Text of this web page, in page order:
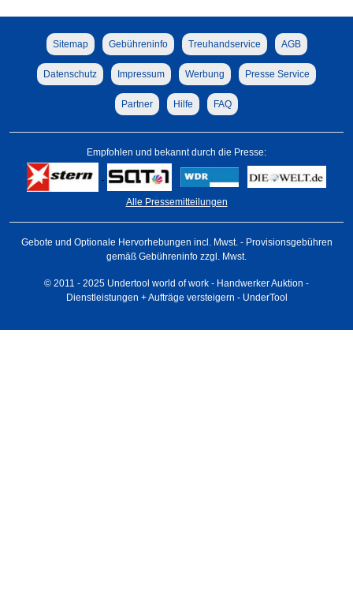
Sitemap Gebühreninfo Treuhandservice AGB
Datenschutz Impressum Werbung Presse Service
Partner Hilfe FAQ
Empfohlen und bekannt durch die Presse:
Alle Pressemitteilungen
Gebote und Optionale Hervorhebungen incl. Mwst. - Provisionsgebühren
gemäß Gebühreninfo zzgl. Mwst.
© 2011 - 2025 Undertool world of work - Handwerker Auktion -
Dienstleistungen + Aufträge versteigern - UnderTool